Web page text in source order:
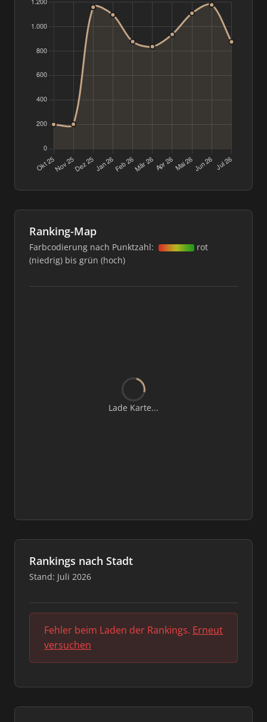
Ranking-Map
Farbcodierung nach Punktzahl:
rot
(niedrig) bis grün (hoch)
Lade Karte...
Rankings nach Stadt
Stand: Juli 2026
Fehler beim Laden der Rankings. Erneut
versuchen